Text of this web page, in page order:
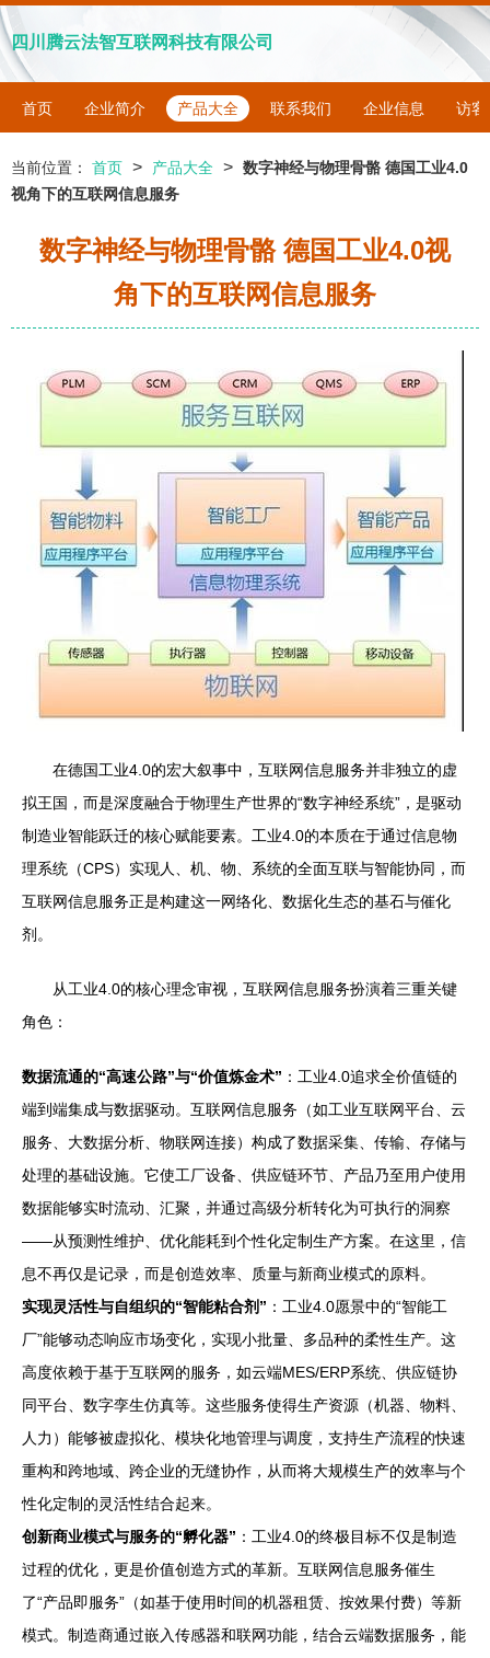
四川腾云法智互联网科技有限公司
首页 企业简介 产品大全 联系我们 企业信息 访客
当前位置： 首页 > 产品大全 > 数字神经与物理骨骼 德国工业4.0
视角下的互联网信息服务
数字神经与物理骨骼 德国工业4.0视
角下的互联网信息服务
在德国工业4.0的宏大叙事中，互联网信息服务并非独立的虚
拟王国，而是深度融合于物理生产世界的“数字神经系统”，是驱动
制造业智能跃迁的核心赋能要素。工业4.0的本质在于通过信息物
理系统（CPS）实现人、机、物、系统的全面互联与智能协同，而
互联网信息服务正是构建这一网络化、数据化生态的基石与催化
剂。
从工业4.0的核心理念审视，互联网信息服务扮演着三重关键
角色：
数据流通的“高速公路”与“价值炼金术” ：工业4.0追求全价值链的
端到端集成与数据驱动。互联网信息服务（如工业互联网平台、云
服务、大数据分析、物联网连接）构成了数据采集、传输、存储与
处理的基础设施。它使工厂设备、供应链环节、产品乃至用户使用
数据能够实时流动、汇聚，并通过高级分析转化为可执行的洞察
——从预测性维护、优化能耗到个性化定制生产方案。在这里，信
息不再仅是记录，而是创造效率、质量与新商业模式的原料。
实现灵活性与自组织的“智能粘合剂” ：工业4.0愿景中的“智能工
厂”能够动态响应市场变化，实现小批量、多品种的柔性生产。这
高度依赖于基于互联网的服务，如云端MES/ERP系统、供应链协
同平台、数字孪生仿真等。这些服务使得生产资源（机器、物料、
人力）能够被虚拟化、模块化地管理与调度，支持生产流程的快速
重构和跨地域、跨企业的无缝协作，从而将大规模生产的效率与个
性化定制的灵活性结合起来。
创新商业模式与服务的“孵化器” ：工业4.0的终极目标不仅是制造
过程的优化，更是价值创造方式的革新。互联网信息服务催生
了“产品即服务”（如基于使用时间的机器租赁、按效果付费）等新
模式。制造商通过嵌入传感器和联网功能，结合云端数据服务，能